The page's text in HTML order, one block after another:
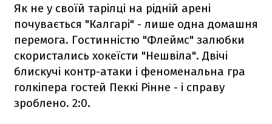
Як не у своїй тарілці на рідній арені
почувається "Калгарі" - лише одна домашня
перемога. Гостинністю "Флеймс" залюбки
скористались хокеїсти "Нешвіла". Двічі
блискучі контр-атаки і феноменальна гра
голкіпера гостей Пеккі Рінне - і справу
зроблено. 2:0.